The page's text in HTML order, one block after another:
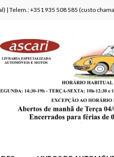
| Telem.: +351 935 508 585 (custo